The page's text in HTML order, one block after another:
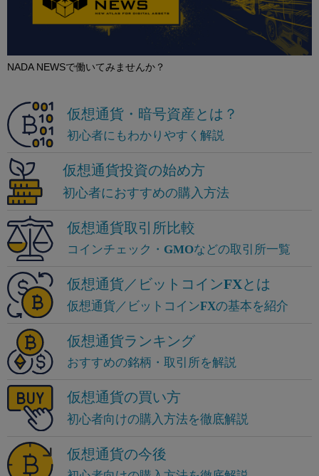
NADA NEWSで働いてみませんか？